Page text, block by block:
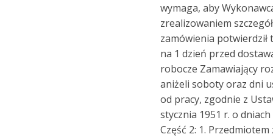
wymaga, aby
zrealizowaniem
zamówienia
na 1 dzień przed
robocze Zamawiający
aniżeli soboty oraz dni
od pracy, zgodnie z
stycznia 1951 r. o
Część 2: 1.